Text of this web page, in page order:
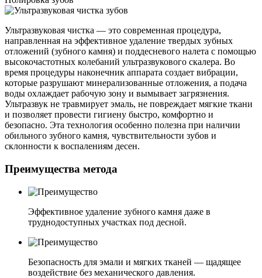
Ультразвуковая чистка — это современная процедура,
направленная на эффективное удаление твердых зубных
отложений (зубного камня) и поддесневого налета с помощью
высокочастотных колебаний ультразвукового скалера. Во
время процедуры наконечник аппарата создает вибрации,
которые разрушают минерализованные отложения, а подача
воды охлаждает рабочую зону и вымывает загрязнения.
Ультразвук не травмирует эмаль, не повреждает мягкие ткани
и позволяет провести гигиену быстро, комфортно и
безопасно. Эта технология особенно полезна при наличии
обильного зубного камня, чувствительности зубов и
склонности к воспалениям десен.
Преимущества метода
Эффективное удаление зубного камня даже в
труднодоступных участках под десной.
Безопасность для эмали и мягких тканей — щадящее
воздействие без механического давления.